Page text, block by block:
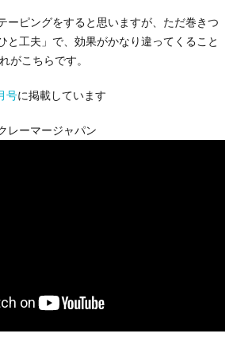
ーピングをすると思いますが、ただ巻きつ
と工夫」で、効果がかなり違ってくること
がこちらです。
号に掲載しています
ーマージャパン